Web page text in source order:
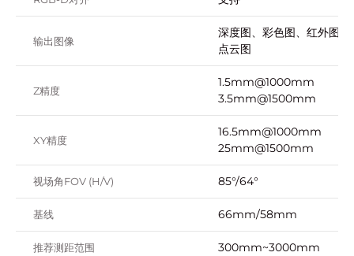
输出图像
深度图、彩色图、红外图、
点云图
Z精度
1.5mm@1000mm
3.5mm@1500mm
XY精度
16.5mm@1000mm
25mm@1500mm
视场角FOV (H/V) 85°/64°
基线 66mm/58mm
推荐测距范围 300mm~3000mm